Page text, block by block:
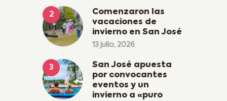
Comenzaron las
vacaciones de
invierno en San José
13 julio, 2026
San José apuesta
por convocantes
eventos y un
invierno a «puro